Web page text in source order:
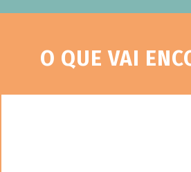
O QUE VAI